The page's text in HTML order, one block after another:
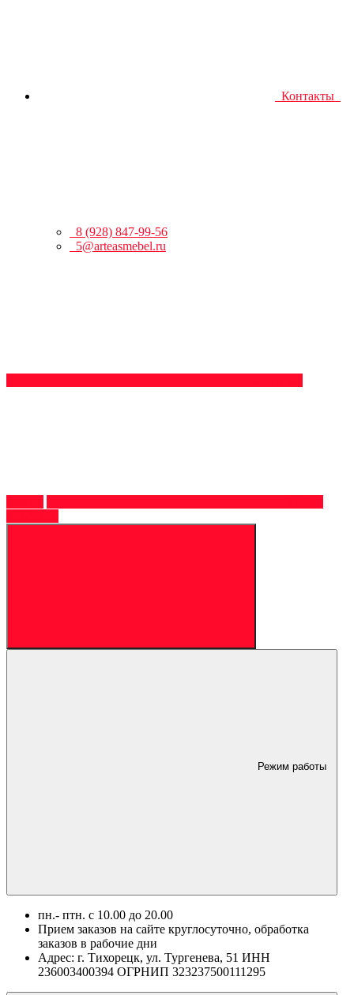
Контакты
8 (928) 847-99-56
5@arteasmebel.ru
Режим работы
пн.- птн. c 10.00 до 20.00
Прием заказов на сайте круглосуточно, обработка
заказов в рабочие дни
Адрес: г. Тихорецк, ул. Тургенева, 51 ИНН
236003400394 ОГРНИП 323237500111295